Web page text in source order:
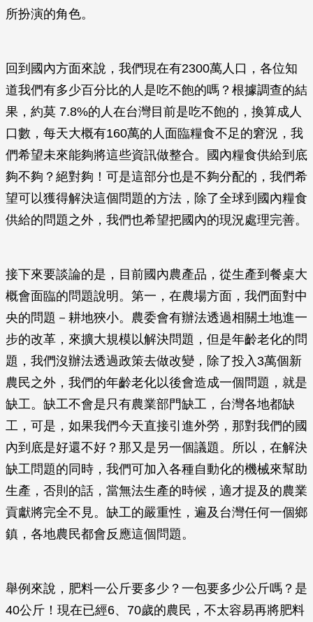
所扮演的角色。
回到國內方面來說，我們現在有2300萬人口，各位知
道我們有多少百分比的人是吃不飽的嗎？根據調查的結
果，約莫 7.8%的人在台灣目前是吃不飽的，換算成人
口數，每天大概有160萬的人面臨糧食不足的窘況，我
們希望未來能夠將這些資訊做整合。國內糧食供給到底
夠不夠？絕對夠！可是這部分也是不夠分配的，我們希
望可以獲得解決這個問題的方法，除了全球到國內糧食
供給的問題之外，我們也希望把國內的現況處理完善。
接下來要談論的是，目前國內農產品，從生產到餐桌大
概會面臨的問題說明。第一，在農場方面，我們面對中
央的問題－耕地狹小。農委會有辦法透過相關土地進一
步的改革，來擴大規模以解決問題，但是年齡老化的問
題，我們沒辦法透過政策去做改變，除了投入3萬個新
農民之外，我們的年齡老化以後會造成一個問題，就是
缺工。缺工不會是只有農業部門缺工，台灣各地都缺
工，可是，如果我們今天直接引進外勞，那對我們的國
內到底是好還不好？那又是另一個議題。所以，在解決
缺工問題的同時，我們可加入各種自動化的機械來幫助
生產，否則的話，當無法生產的時候，適才提及的農業
貢獻將完全不見。缺工的嚴重性，遍及台灣任何一個鄉
鎮，各地農民都會反應這個問題。
舉例來說，肥料一公斤要多少？一包要多少公斤嗎？是
40公斤！現在已經6、70歲的農民，不太容易再將肥料